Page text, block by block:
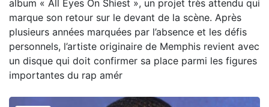
album « All Eyes On Shiest », un projet très attendu qui
marque son retour sur le devant de la scène. Après
plusieurs années marquées par l’absence et les défis
personnels, l’artiste originaire de Memphis revient avec
un disque qui doit confirmer sa place parmi les figures
importantes du rap amér